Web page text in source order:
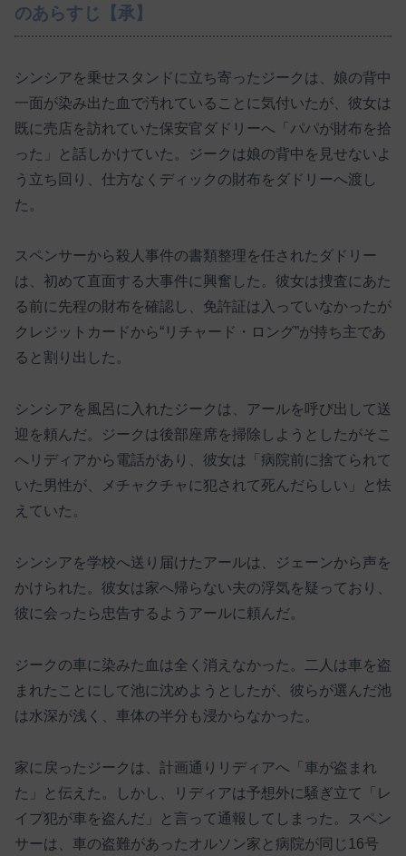
のあらすじ【承】
シンシアを乗せスタンドに立ち寄ったジークは、娘の背中
一面が染み出た血で汚れていることに気付いたが、彼女は
既に売店を訪れていた保安官ダドリーへ「パパが財布を拾
った」と話しかけていた。ジークは娘の背中を見せないよ
う立ち回り、仕方なくディックの財布をダドリーへ渡し
た。
スペンサーから殺人事件の書類整理を任されたダドリー
は、初めて直面する大事件に興奮した。彼女は捜査にあた
る前に先程の財布を確認し、免許証は入っていなかったが
クレジットカードから“リチャード・ロング”が持ち主であ
ると割り出した。
シンシアを風呂に入れたジークは、アールを呼び出して送
迎を頼んだ。ジークは後部座席を掃除しようとしたがそこ
へリディアから電話があり、彼女は「病院前に捨てられて
いた男性が、メチャクチャに犯されて死んだらしい」と怯
えていた。
シンシアを学校へ送り届けたアールは、ジェーンから声を
かけられた。彼女は家へ帰らない夫の浮気を疑っており、
彼に会ったら忠告するようアールに頼んだ。
ジークの車に染みた血は全く消えなかった。二人は車を盗
まれたことにして池に沈めようとしたが、彼らが選んだ池
は水深が浅く、車体の半分も浸からなかった。
家に戻ったジークは、計画通りリディアへ「車が盗まれ
た」と伝えた。しかし、リディアは予想外に騒ぎ立て「レ
イプ犯が車を盗んだ」と言って通報してしまった。スペン
サーは、車の盗難があったオルソン家と病院が同じ16号